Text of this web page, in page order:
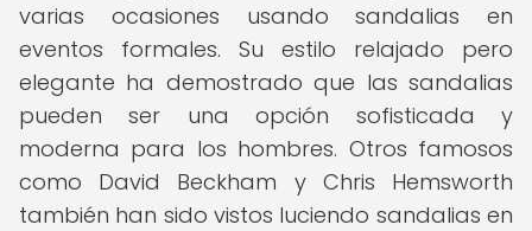
varias ocasiones usando sandalias en
eventos formales. Su estilo relajado pero
elegante ha demostrado que las sandalias
pueden ser una opción sofisticada y
moderna para los hombres. Otros famosos
como David Beckham y Chris Hemsworth
también han sido vistos luciendo sandalias en